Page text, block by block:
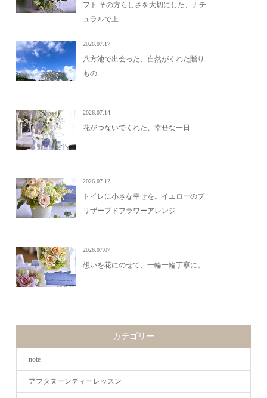
フト その方らしさを大切にした、ナチ
ュラルで上...
2026.07.17
八方池で出会った、自然がくれた贈り
もの
2026.07.14
花がつないでくれた、幸せな一日
2026.07.12
トイレに小さな幸せを。イエローのプ
リザーブドフラワーアレンジ
2026.07.07
想いを花にのせて、一輪一輪丁寧に。
カテゴリー
note
アフタヌーンティーレッスン